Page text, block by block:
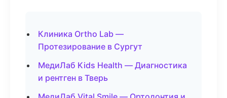
Клиника Ortho Lab —
Протезирование в Сургут
МедиЛаб Kids Health — Диагностика
и рентген в Тверь